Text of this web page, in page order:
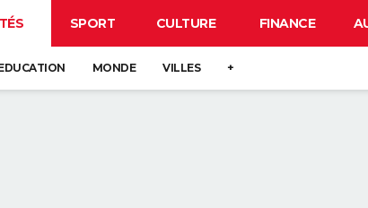
SPORT CULTURE FINANCE
MONDE VILLES +